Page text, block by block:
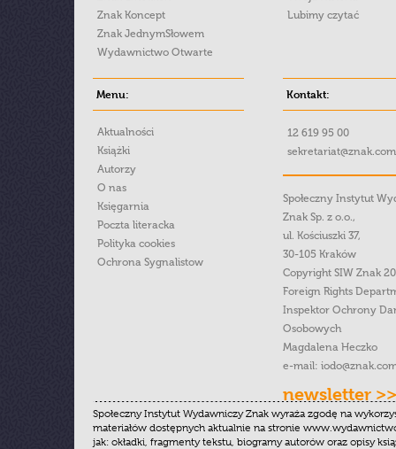
Znak Koncept
Znak JednymSłowem
Wydawnictwo Otwarte
Lubimy czytać
Menu:
Aktualności
Książki
Autorzy
O nas
Księgarnia
Poczta literacka
Polityka cookies
Ochrona Sygnalistow
Kontakt:
12 619 95 00
Społeczny Instytut
Znak Sp. z o.o.,
ul. Kościuszki 37,
30-105 Kraków
Copyright SIW Znak
Foreign Rights
Inspektor Ochrony
Osobowych
Magdalena Heczko
e-mail:
newsletter >>
Społeczny Instytut Wydawniczy Znak wyraża zgodę na
materiałów dostępnych aktualnie na stronie
jak: okładki, fragmenty tekstu, biogramy autorów oraz opisy